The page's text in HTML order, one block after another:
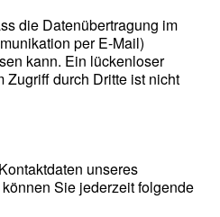
die Datenübertragung im
per E-Mail)
kann. Ein lückenloser
Zugriff durch Dritte ist nicht
unseres
Sie jederzeit folgende